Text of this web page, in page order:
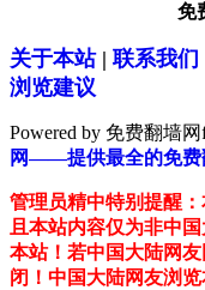
免
关于本站| 联系我们
浏览建议
Powered by 免费翻墙网
网——提供最全的免费
管理员精中特别提醒
且本站内容仅为非中
本站！若中国大陆网
闭！中国大陆网友浏